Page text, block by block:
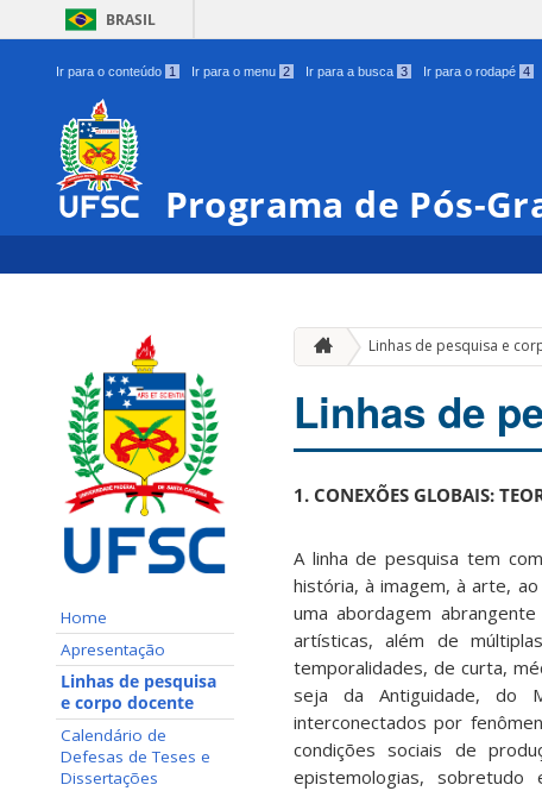
BRASIL
Ir para o conteúdo 1 Ir para o menu 2 Ir para a busca 3 Ir para o rodapé 4
Programa de Pós-
Home
Apresentação
Linhas de pesquisa
e corpo docente
Calendário de
Defesas de Teses e
Dissertações
Linhas de pesquisa e
Linhas de
1. CONEXÕES GLOBAIS:
A linha de pesquisa tem
história, à imagem, à arte,
uma abordagem
artísticas, além de
temporalidades, de curta,
seja da Antiguidade, do
interconectados por
condições sociais de
epistemologias,